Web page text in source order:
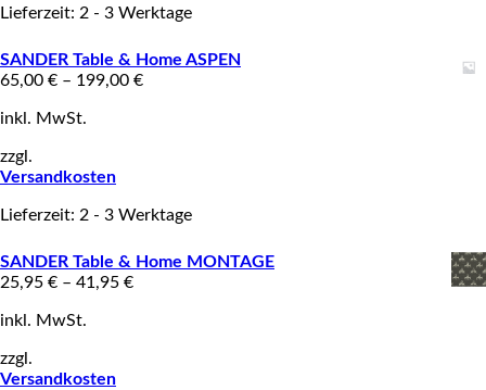
Lieferzeit: 2 - 3 Werktage
SANDER Table & Home ASPEN
65,00 € – 199,00 €
inkl. MwSt.
zzgl.
Versandkosten
Lieferzeit: 2 - 3 Werktage
SANDER Table & Home MONTAGE
25,95 € – 41,95 €
inkl. MwSt.
zzgl.
Versandkosten